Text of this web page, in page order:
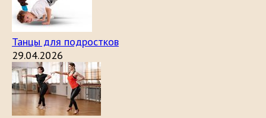
Танцы для подростков
29.04.2026